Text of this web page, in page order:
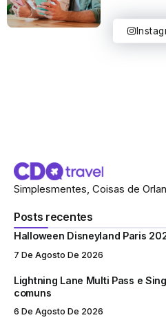
Simplesmentes, Coisas de
Posts recentes
Halloween Disneyland Paris
7 De Agosto De 2026
Lightning Lane Multi Pass e
comuns
6 De Agosto De 2026